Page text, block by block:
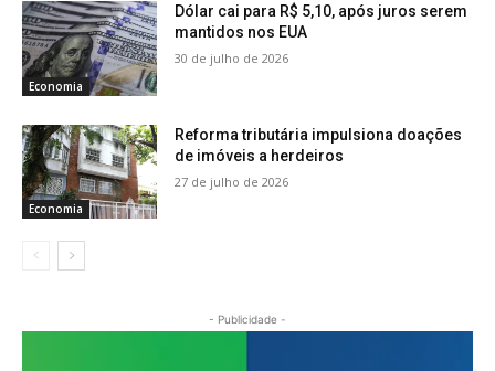
Economia
Dólar cai para R$ 5,10, após juros serem
mantidos nos EUA
30 de julho de 2026
Economia
Reforma tributária impulsiona doações
de imóveis a herdeiros
27 de julho de 2026
- Publicidade -